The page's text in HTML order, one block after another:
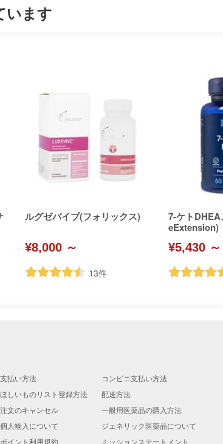
います
ルグゼバイブ(フォリックス)
¥8,000 ～
13件
7-ケト
eExtension)
¥5,430 ～
支払い方法
コンビニ支払い方法
ほしいものリスト登録方法
配送方法
注文のキャンセル
一般用医薬品の購入方法
個人輸入について
ジェネリック医薬品について
ポイント利用規約 ミッションステートメント